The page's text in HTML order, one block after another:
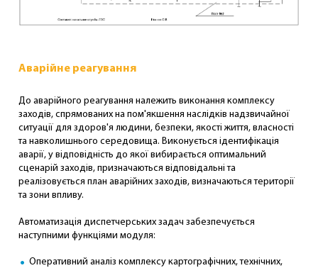
Аварійне реагування
До аварійного реагування належить виконання комплексу
заходів, спрямованих на пом'якшення наслідків надзвичайної
ситуації для здоров'я людини, безпеки, якості життя, власності
та навколишнього середовища. Виконується ідентифікація
аварії, у відповідність до якої вибирається оптимальний
сценарій заходів, призначаються відповідальні та
реалізовується план аварійних заходів, визначаються території
та зони впливу.
Автоматизація диспетчерських задач забезпечується
наступними функціями модуля:
Оперативний аналіз комплексу картографічних, технічних,